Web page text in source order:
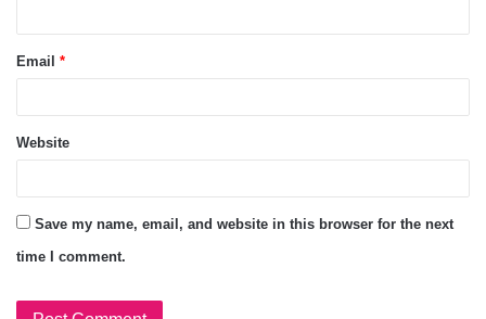
Email *
Website
Save my name, email, and website in this browser for the next
time I comment.